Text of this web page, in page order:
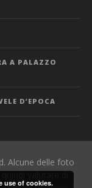
A PALAZZO
D’EPOCA
Alcune delle foto
valutate di
use of cookies.